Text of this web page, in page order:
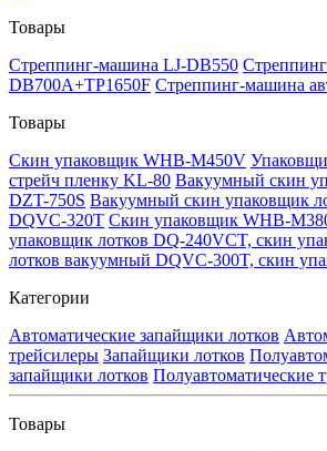
Товары
Стреппинг-машина LJ-DB550
DB700A+TP1650F Стреппинг-машина
Товары
Скин упаковщик WHB-M450V
стрейч пленку KL-80 Вакуумный скин
DZT-750S Вакуумный скин упаковщик
DQVC-320T Скин упаковщик WHB-
упаковщик лотков DQ-240VCT, скин
лотков вакуумный DQVC-300T, скин
Категории
Автоматические запайщики лотков
трейсилеры Запайщики лотков
запайщики лотков Полуавтоматические
Товары